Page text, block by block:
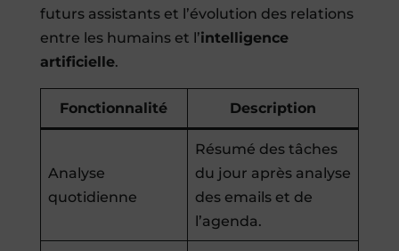
futurs assistants et l’évolution des relations
entre les humains et l’intelligence
artificielle.
Fonctionnalité Description
Analyse
quotidienne
Résumé des tâches
du jour après analyse
des emails et de
l’agenda.